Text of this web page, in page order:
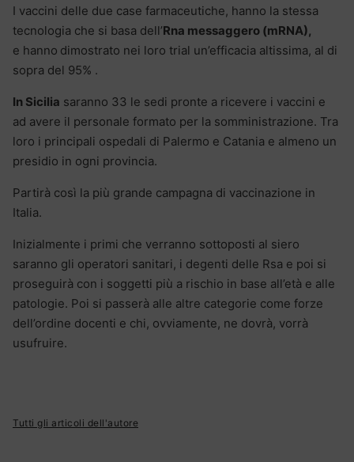
I vaccini delle due case farmaceutiche, hanno la stessa
tecnologia che si basa dell’Rna messaggero (mRNA),
e hanno dimostrato nei loro trial un’efficacia altissima, al di
sopra del 95% .
In Sicilia saranno 33 le sedi pronte a ricevere i vaccini e
ad avere il personale formato per la somministrazione. Tra
loro i principali ospedali di Palermo e Catania e almeno un
presidio in ogni provincia.
Partirà così la più grande campagna di vaccinazione in
Italia.
Inizialmente i primi che verranno sottoposti al siero
saranno gli operatori sanitari, i degenti delle Rsa e poi si
proseguirà con i soggetti più a rischio in base all’età e alle
patologie. Poi si passerà alle altre categorie come forze
dell’ordine docenti e chi, ovviamente, ne dovrà, vorrà
usufruire.
Tutti gli articoli dell'autore